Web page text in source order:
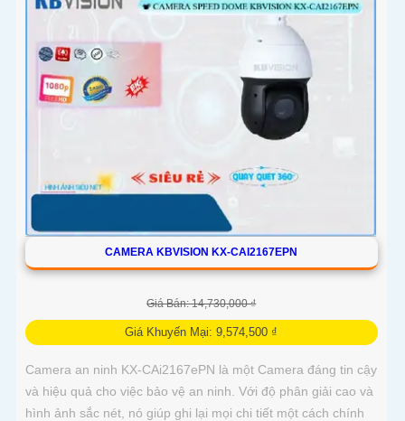
CAMERA KBVISION KX-CAI2167EPN
Giá Bán: 14,730,000 ₫
Giá Khuyến Mại: 9,574,500 ₫
Camera an ninh KX-CAi2167ePN là một Camera đáng tin cậy
và hiệu quả cho việc bảo vệ an ninh. Với độ phân giải cao và
hình ảnh sắc nét, nó giúp ghi lại mọi chi tiết một cách chính